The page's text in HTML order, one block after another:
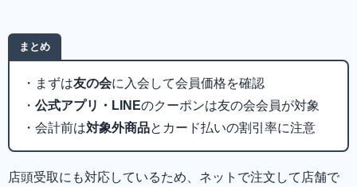
まとめ
・まずは友の会に入会して会員価格を確認
・ 公式アプリ・LINEのクーポンは友の会会員が対象
・会計前は対象外商品とカード払いの割引率に注意
店頭受取にも対応しているため、ネットで注文して店舗で